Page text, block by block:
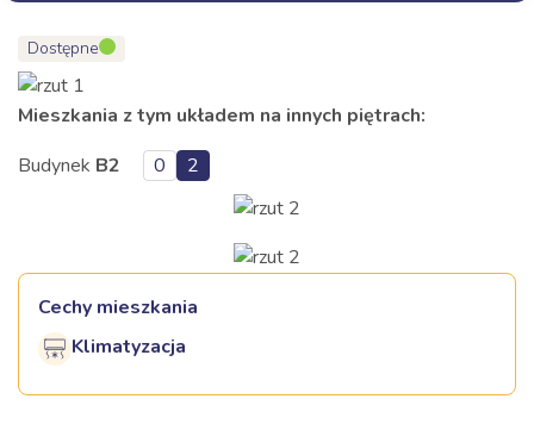
Dostępne
Mieszkania z tym układem na innych piętrach:
Budynek B2 0 2
Cechy mieszkania
Klimatyzacja